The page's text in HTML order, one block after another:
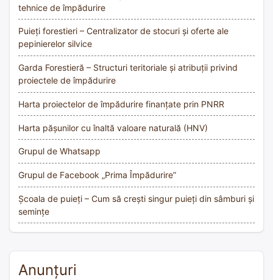
tehnice de împădurire
Puieți forestieri – Centralizator de stocuri și oferte ale
pepinierelor silvice
Garda Forestieră – Structuri teritoriale și atribuții privind
proiectele de împădurire
Harta proiectelor de împădurire finanțate prin PNRR
Harta pășunilor cu înaltă valoare naturală (HNV)
Grupul de Whatsapp
Grupul de Facebook „Prima Împădurire”
Școala de puieți – Cum să crești singur puieți din sâmburi și
semințe
Anunțuri